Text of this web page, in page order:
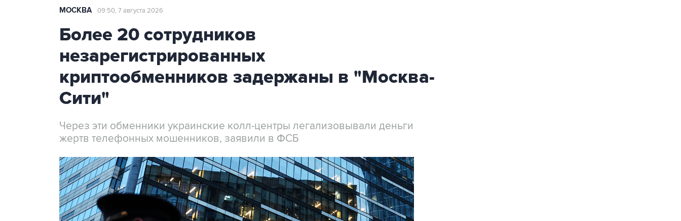
МОСКВА 09:50, 7 августа 2026
Более 20 сотрудников
незарегистрированных
криптообменников задержаны в "Москва-
Сити"
Через эти обменники украинские колл-центры легализовывали деньги
жертв телефонных мошенников, заявили в ФСБ